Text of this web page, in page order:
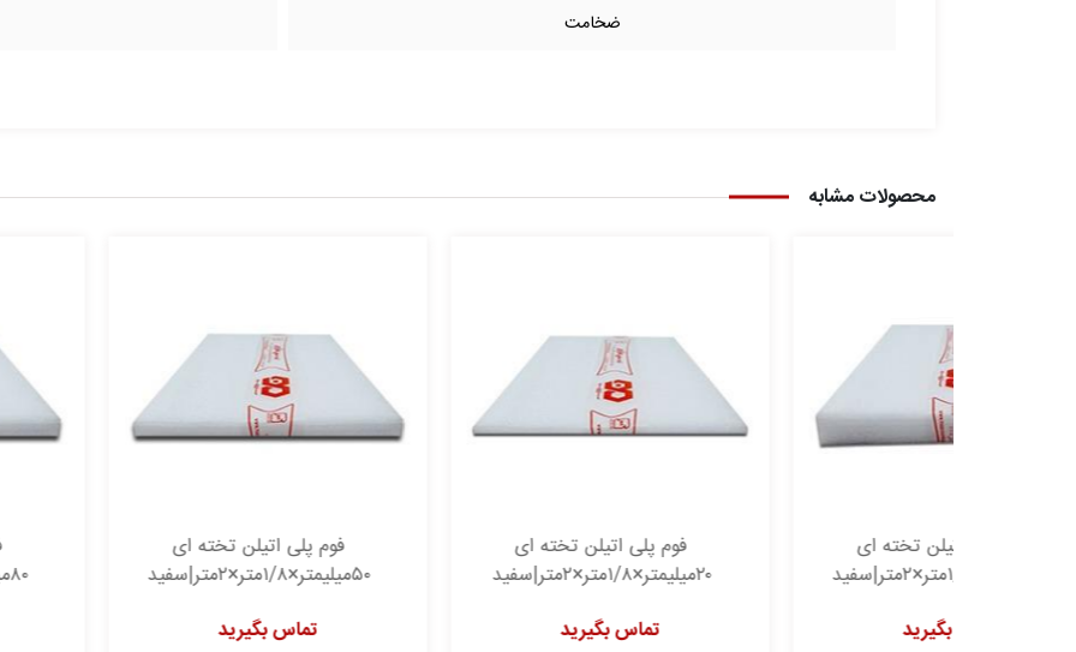
ضخامت
محصولات مشابه
فوم پلی اتیلن تخته ای
۲۰میلیمتر×۱/۸متر×۲متر|سفید
فوم پلی اتیلن تخته ای
۵۰میلیمتر×۱/۸متر×۲متر|سفید
فوم پلی اتیلن تخته
۸۰میلیمتر×۱/۸متر×۲متر|سفید